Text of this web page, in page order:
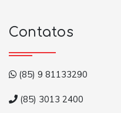
Contatos
(85) 9 81133290
(85) 3013 2400